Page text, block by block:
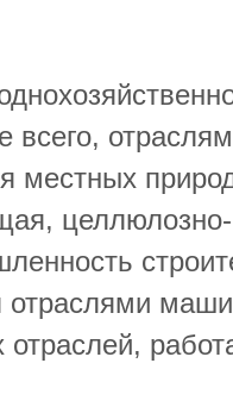
всего,
местных
отраслей,